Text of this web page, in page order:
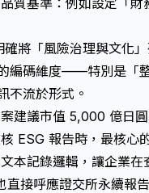
質基準：例如設定「財
將「風險治理與文化
編碼維度——特別是「整
流於形式。
建議市值 5,000 億日
ESG 報告時，最核心
本記錄邏輯，讓企業在
直接呼應證交所永續報